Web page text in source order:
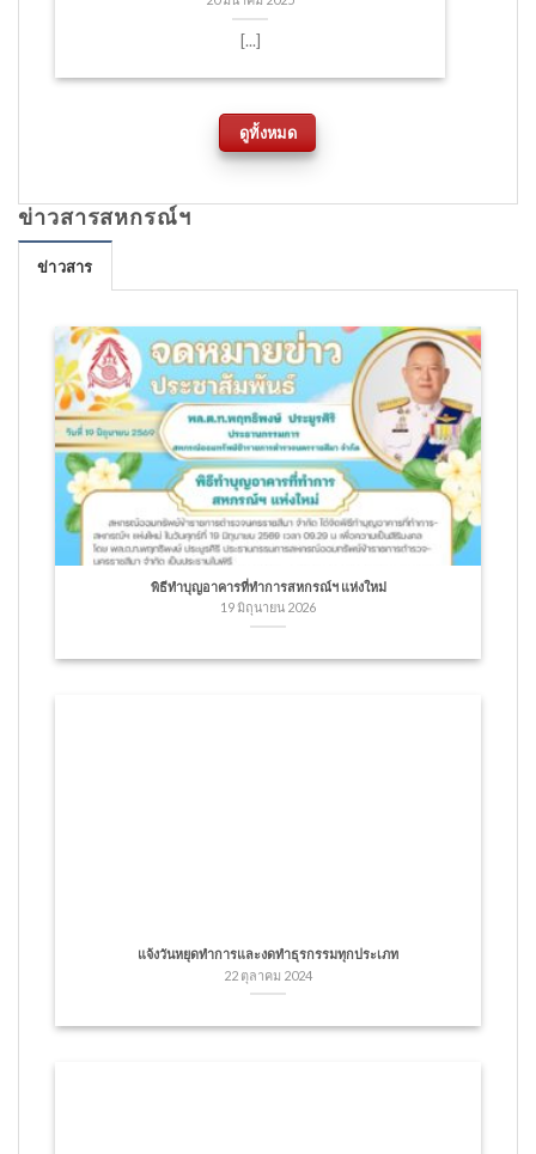
[...]
ดูทั้งหมด
ข่าวสารสหกรณ์ฯ
ข่าวสาร
พิธีทำบุญอาคารที่ทำการสหกรณ์ฯ แห่งใหม่
19 มิถุนายน 2026
แจ้งวันหยุดทำการและงดทำธุรกรรมทุกประเภท
22 ตุลาคม 2024